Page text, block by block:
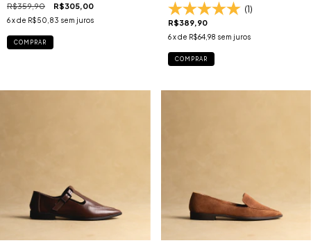
R$359,90 R$305,00
6x de R$50,83 sem juros
COMPRAR
(1)
R$389,90
6 x de R$64,98 sem juros
COMPRAR